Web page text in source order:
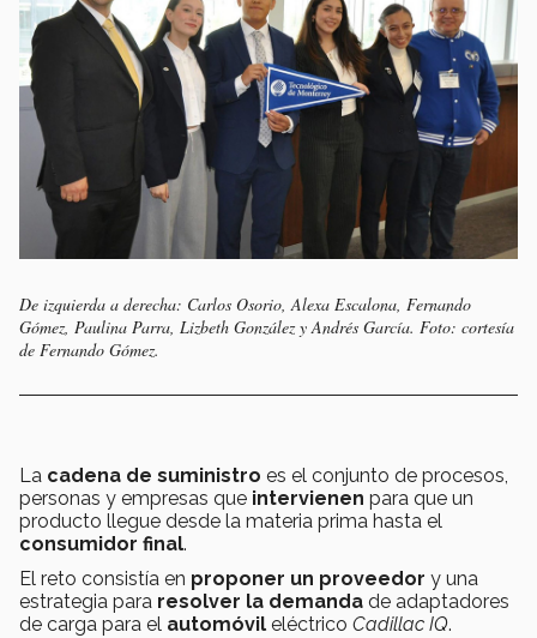
De izquierda a derecha: Carlos Osorio, Alexa Escalona, Fernando
Gómez, Paulina Parra, Lizbeth González y Andrés García. Foto: cortesía
de Fernando Gómez.
La cadena de suministro es el conjunto de procesos,
personas y empresas que intervienen para que un
producto llegue desde la materia prima hasta el
consumidor final.
El reto consistía en proponer un proveedor y una
estrategia para resolver la demanda de adaptadores
de carga para el automóvil eléctrico Cadillac IQ.